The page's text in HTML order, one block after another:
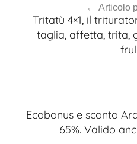
articoli
Articolo
Tritatù 4×1, il
taglia, affetta, trita,
Ecobonus e sconto
65%. Valido